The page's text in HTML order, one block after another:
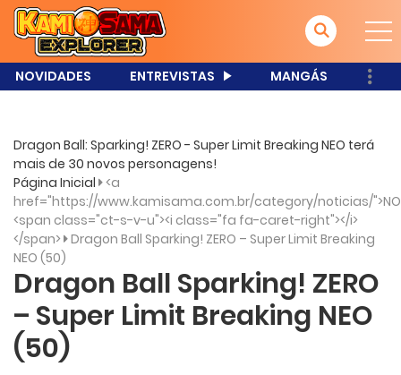
NOVIDADES ENTREVISTAS MANGÁS
Dragon Ball: Sparking! ZERO - Super Limit Breaking NEO terá
mais de 30 novos personagens!
Página Inicial <a
href="https://www.kamisama.com.br/category/noticias/
<span class="ct-s-v-u"><i class="fa fa-caret-right"></i>
</span> Dragon Ball Sparking! ZERO – Super Limit Breaking
NEO (50)
Dragon Ball Sparking! ZERO
– Super Limit Breaking NEO
(50)